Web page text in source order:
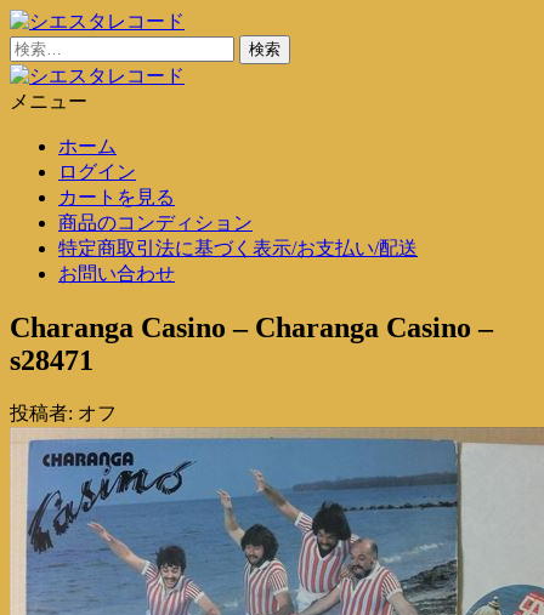
コ
ン
テ
ン
シエスタレコード
中古レコード通販
検
索:
メニュー
ホーム
ログイン
カートを見る
商品のコンディション
特定商取引法に基づく表示/お支払い/配送
お問い合わせ
Charanga Casino – Charanga Casino –
s28471
投稿者: オフ